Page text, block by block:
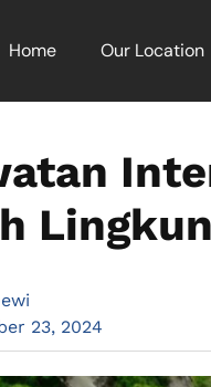
Home Our Location
23, 2024